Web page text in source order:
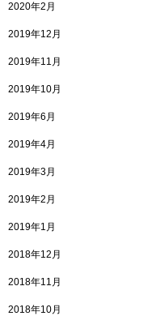
2020年2月
2019年12月
2019年11月
2019年10月
2019年6月
2019年4月
2019年3月
2019年2月
2019年1月
2018年12月
2018年11月
2018年10月